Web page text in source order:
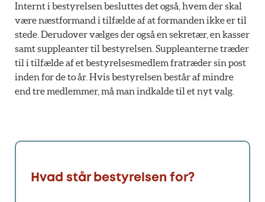
Internt i bestyrelsen besluttes det også, hvem der skal
være næstformand i tilfælde af at formanden ikke er til
stede. Derudover vælges der også en sekretær, en kasser
samt suppleanter til bestyrelsen. Suppleanterne træder
til i tilfælde af et bestyrelsesmedlem fratræder sin post
inden for de to år. Hvis bestyrelsen består af mindre
end tre medlemmer, må man indkalde til et nyt valg.
Hvad står bestyrelsen for?